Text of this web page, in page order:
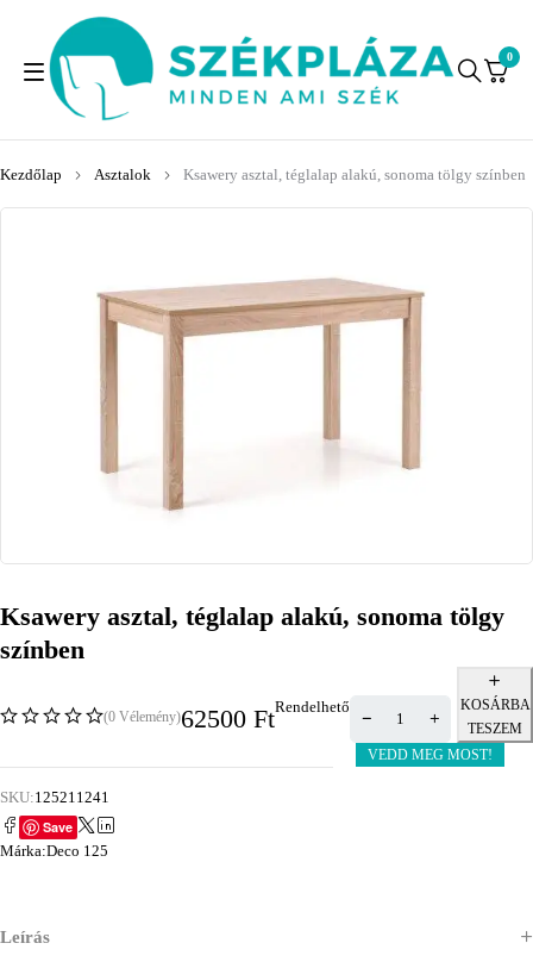
0
Kezdőlap Asztalok Ksawery asztal, téglalap alakú, sonoma tölgy színben
Ksawery asztal, téglalap alakú, sonoma tölgy
színben
(0 Vélemény)62500 FtRendelhető
KOSÁRBA
TESZEM
VEDD MEG MOST!
SKU:125211241
Save
Márka:Deco 125
Leírás